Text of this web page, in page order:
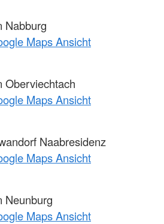
Nabburg
Maps Ansicht
Oberviechtach
Maps Ansicht
Naabresidenz
Maps Ansicht
Neunburg
Maps Ansicht